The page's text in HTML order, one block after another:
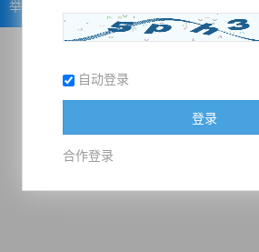
举报
自动登录
登录
合作登录